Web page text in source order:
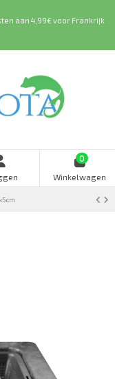
aan 4,99€ voor Frankrijk
0
Winkelwagen